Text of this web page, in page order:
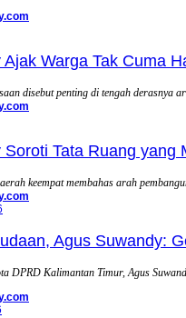
Warga Tak Cuma
disebut penting di tengah derasnya
Tata Ruang
keempat membahas arah
Agus Suwandy:
DPRD Kalimantan Timur, Agus